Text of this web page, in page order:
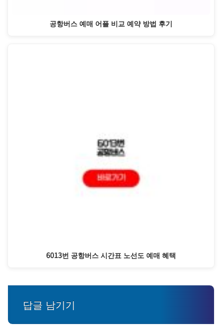
공항버스 예매 어플 비교 예약 방법 후기
6013번 공항버스 시간표 노선도 예매 혜택
답글 남기기